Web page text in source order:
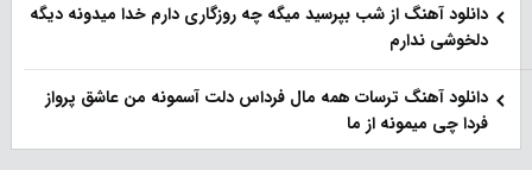
دانلود آهنگ از شب بپرسید میگه چه روزگاری دارم خدا میدونه دیگه
دلخوشی ندارم
دانلود آهنگ ترسات همه مال فرداس دلت آسمونه من عاشق پرواز
فردا چی میمونه از ما